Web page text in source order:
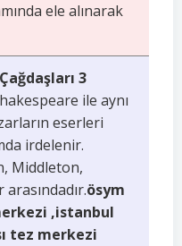
ele alınarak
3
ile aynı
eserleri
irdelenir.
Middleton,
ösym
,istanbul
tez merkezi